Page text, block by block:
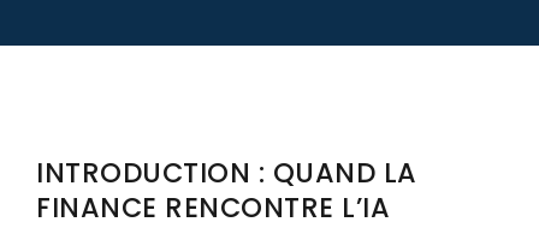
INTRODUCTION : QUAND LA
FINANCE RENCONTRE L’IA